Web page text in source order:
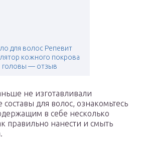
для волос Репевит
кожного покрова
головы — отзыв
не изготавливали
для волос, ознакомьтесь
в себе несколько
правильно нанести и смыть